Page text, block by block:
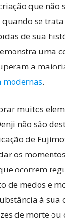
que não
quando se
de sua
uma
a
modernas.
muitos
não são
de
os
ocorrem
de medos e
à sua
de morte ou